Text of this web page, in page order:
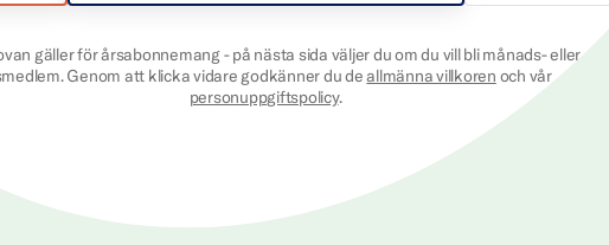
gäller för årsabonnemang - på nästa sida väljer du om du vill bli månads- eller
Genom att klicka vidare godkänner du deallmänna villkoren och vår
personuppgiftspolicy.